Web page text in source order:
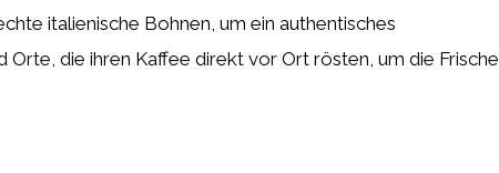
italienische Bohnen, um ein authentisches
die ihren Kaffee direkt vor Ort rösten, um die Frische